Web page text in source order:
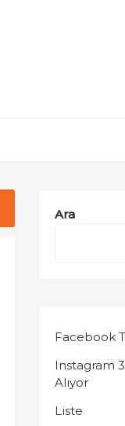
Ara
Facebook
Instagram
Alıyor
Liste